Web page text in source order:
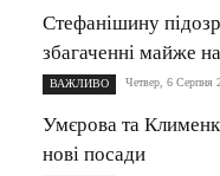
Стефанішину
збагаченні майже
ВАЖЛИВО Четвер, 6 Серпня
Умєрова та
нові посади